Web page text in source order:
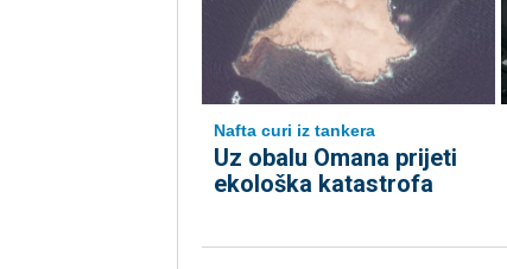
Nafta curi iz tankera
Uz obalu Omana prijeti
ekološka katastrofa